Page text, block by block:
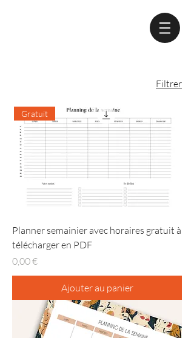
Filtrer
Gratuit
Planner semainier avec horaires gratuit à
télécharger en PDF
Prix
0,00 €
Ajouter au panier